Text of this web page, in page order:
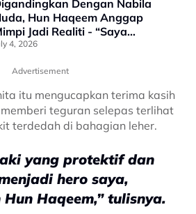
Dengan Nabila
Hun Haqeem Anggap
Jadi Realiti - “Saya
Tidak…”
4, 2026
Advertisement
itu mengucapkan terima kasih
teguran selepas terlihat
terdedah di bahagian leher.
yang protektif dan
hero saya,
Haqeem,” tulisnya.